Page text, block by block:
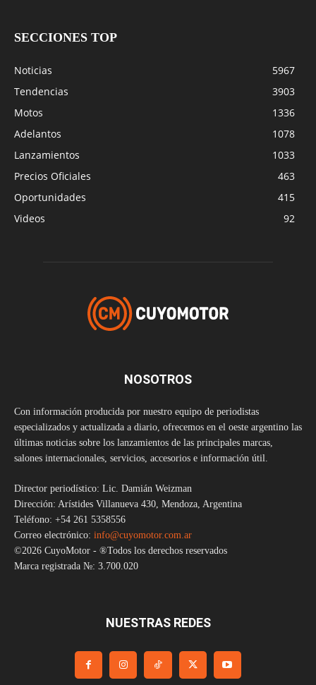
SECCIONES TOP
Noticias
5967
Tendencias
3903
Motos
1336
Adelantos
1078
Lanzamientos
1033
Precios Oficiales
463
Oportunidades
415
Videos
92
NOSOTROS
Con información producida por nuestro equipo de periodistas
especializados y actualizada a diario, ofrecemos en el oeste argentino las
últimas noticias sobre los lanzamientos de las principales marcas,
salones internacionales, servicios, accesorios e información útil.
Director periodístico: Lic. Damián Weizman
Dirección: Arístides Villanueva 430, Mendoza, Argentina
Teléfono: +54 261 5358556
Correo electrónico: info@cuyomotor.com.ar
©2026 CuyoMotor - ®Todos los derechos reservados
Marca registrada №: 3.700.020
NUESTRAS REDES